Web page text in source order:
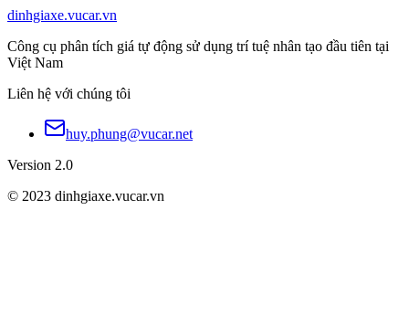
dinhgiaxe.vucar.vn
Công cụ phân tích giá tự động sử dụng trí tuệ nhân tạo đầu tiên tại
Việt Nam
Liên hệ với chúng tôi
huy.phung@vucar.net
Version 2.0
© 2023 dinhgiaxe.vucar.vn